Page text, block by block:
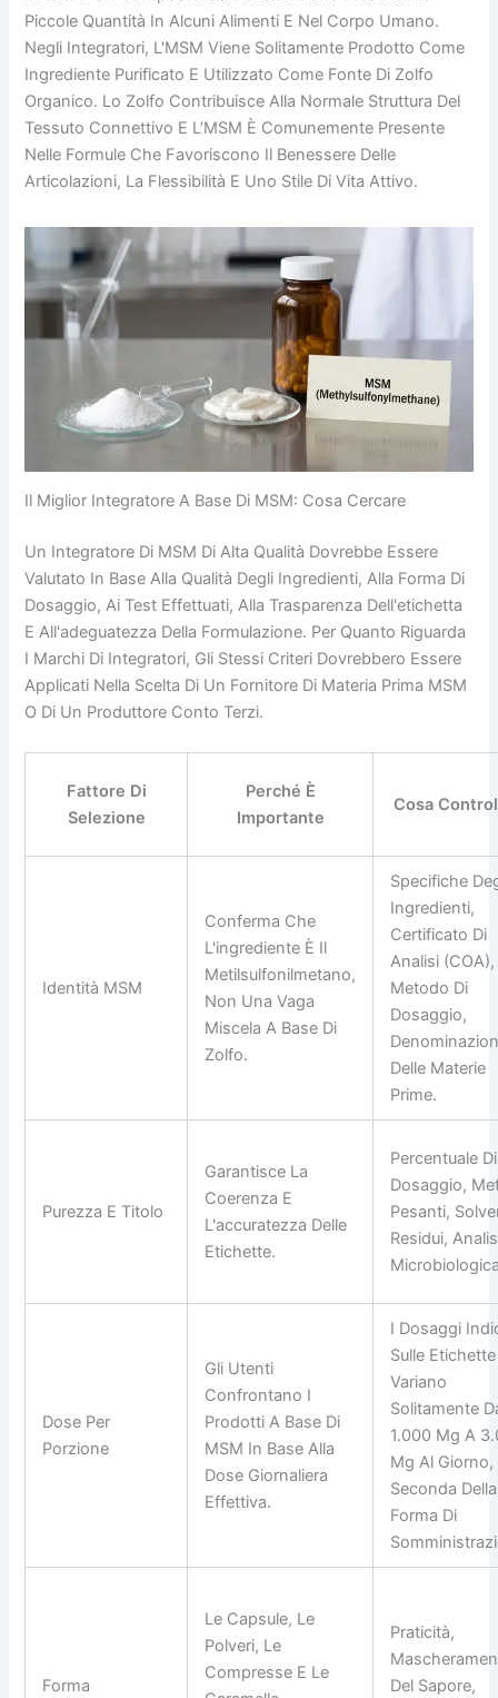
Piccole Quantità In Alcuni Alimenti E Nel Corpo Umano.
Negli Integratori, L'MSM Viene Solitamente Prodotto Come
Ingrediente Purificato E Utilizzato Come Fonte Di Zolfo
Organico. Lo Zolfo Contribuisce Alla Normale Struttura Del
Tessuto Connettivo E L’MSM È Comunemente Presente
Nelle Formule Che Favoriscono Il Benessere Delle
Articolazioni, La Flessibilità E Uno Stile Di Vita Attivo.
Il Miglior Integratore A Base Di MSM: Cosa Cercare
Un Integratore Di MSM Di Alta Qualità Dovrebbe Essere
Valutato In Base Alla Qualità Degli Ingredienti, Alla Forma Di
Dosaggio, Ai Test Effettuati, Alla Trasparenza Dell'etichetta
E All'adeguatezza Della Formulazione. Per Quanto Riguarda
I Marchi Di Integratori, Gli Stessi Criteri Dovrebbero Essere
Applicati Nella Scelta Di Un Fornitore Di Materia Prima MSM
O Di Un Produttore Conto Terzi.
Fattore Di
Selezione
Perché È
Importante
Cosa
Identità MSM
Conferma Che
L'ingrediente È Il
Metilsulfonilmetano,
Non Una Vaga
Miscela A Base Di
Zolfo.
Specifiche
Ingredienti,
Certificato Di
Analisi (COA),
Metodo Di
Dosaggio,
Delle Materie
Prime.
Purezza E Titolo
Garantisce La
Coerenza E
L'accuratezza Delle
Etichette.
Percentuale Di
Dosaggio,
Pesanti,
Residui,
Dose Per
Porzione
Gli Utenti
Confrontano I
Prodotti A Base Di
MSM In Base Alla
Dose Giornaliera
Effettiva.
I Dosaggi
Sulle Etichette
Variano
Solitamente
1.000 Mg A
Mg Al Giorno,
Seconda Della
Forma Di
Forma
Le Capsule, Le
Polveri, Le
Compresse E Le
Praticità,
Del Sapore,